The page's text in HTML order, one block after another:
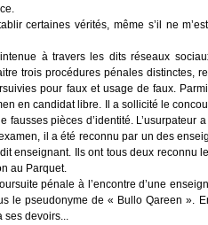
certaines vérités, même s’il ne
à travers les dits réseaux
trois procédures pénales distinctes,
pour faux et usage de faux.
en candidat libre. Il a sollicité le
fausses pièces d’identité. L’usurpateur
il a été reconnu par un des
enseignant. Ils ont tous deux
au Parquet.
pénale à l’encontre d’une
le pseudonyme de « Bullo Qareen ».
ses devoirs...